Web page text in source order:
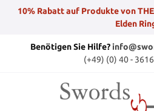
10% Rabatt auf Produkte von THE
Elden
Benötigen Sie Hilfe?
(+49) (0) 40 -